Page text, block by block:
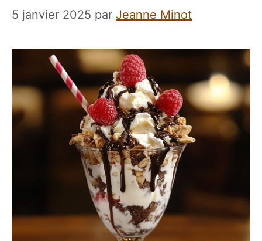
5 janvier 2025 par Jeanne Minot